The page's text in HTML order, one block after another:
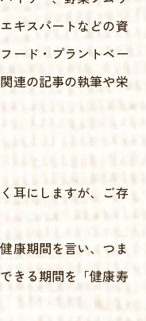
キスパートなどの資
ード・プラントベー
連の記事の執筆や栄
耳にしますが、ご存
康期間を言い、つま
きる期間を「健康寿